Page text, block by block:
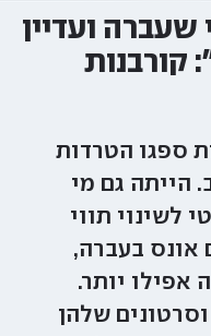
ועדיין
קורבנות
ספגו הטרדות
הייתה גם מי
לשינוי תווי
אונס בעברה,
אפילו יותר.
שלהן